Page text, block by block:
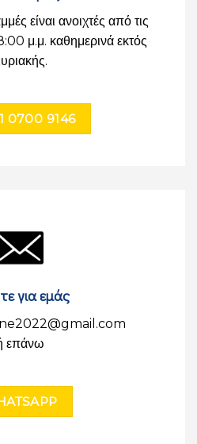
είναι ανοιχτές από τις
μ.μ. καθημερινά εκτός
0700 9146
για εμάς
επάνω